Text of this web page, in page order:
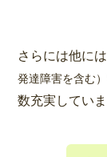
さらには他に
発達障害を含む）
数充実してい